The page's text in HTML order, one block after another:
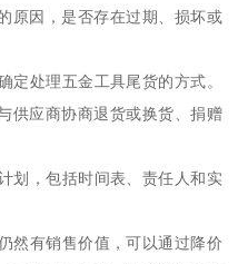
原因，是否存在过期、损坏或
定处理五金工具尾货的方式。
供应商协商退货或换货、捐赠
划，包括时间表、责任人和实
然有销售价值，可以通过降价